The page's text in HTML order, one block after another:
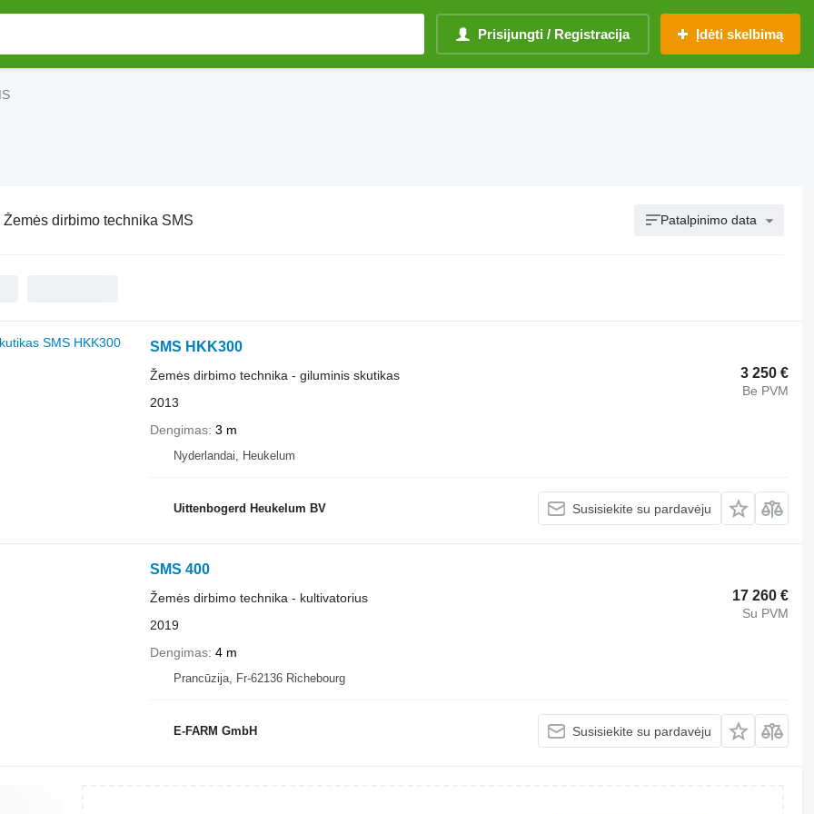
Prisijungti / Registracija Įdėti skelbimą
Žemės dirbimo technika SMS Patalpinimo data
SMS HKK300
3 250 €
Be PVM
Žemės dirbimo technika - giluminis skutikas
2013
Dengimas 3 m
Nyderlandai, Heukelum
Uittenbogerd Heukelum BV Susisiekite su pardavėju
SMS 400
17 260 €
Su PVM
Žemės dirbimo technika - kultivatorius
2019
Dengimas 4 m
Prancūzija, Fr-62136 Richebourg
E-FARM GmbH Susisiekite su pardavėju